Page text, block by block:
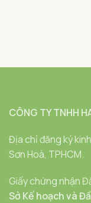
CÔNG TY TNHH
Địa chỉ đăng ký
Sơn Hoà, TPHCM.
Giấy chứng nhận
Sở Kế hoạch và